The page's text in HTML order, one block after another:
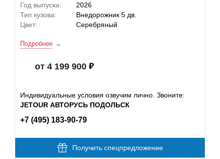
Год выпуска:
2026
Тип кузова:
Внедорожник 5 дв.
Цвет:
Серебряный
Подробнее
от 4 199 900
Индивидуальные условия озвучим лично. Звоните:
JETOUR АВТОРУСЬ ПОДОЛЬСК
+7 (495) 183-90-79
Получить спецпредложение